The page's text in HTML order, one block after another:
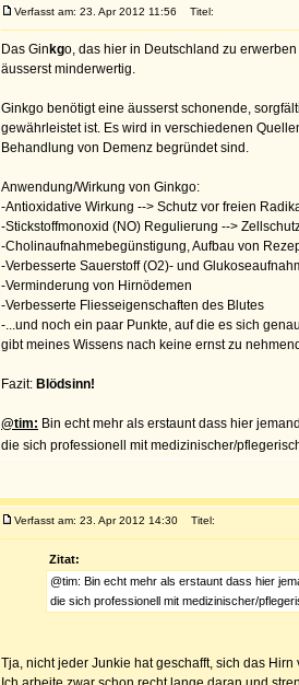
Verfasst am: 23. Apr 2012 11:56 Titel:
Das Gin kgo, das hier in Deutschland zu
äusserst minderwertig.
Ginkgo benötigt eine äusserst schonende,
gewährleistet ist. Es wird in verschiedenen
Behandlung von Demenz begründet sind.
Anwendung/Wirkung von Ginkgo:
-Antioxidative Wirkung --> Schutz vor freien
-Stickstoffmonoxid (NO) Regulierung -->
-Cholinaufnahmebegünstigung, Aufbau von
-Verbesserte Sauerstoff (O2)- und
-Verminderung von Hirnödemen
-Verbesserte Fliesseigenschaften des Blutes
-...und noch ein paar Punkte, auf die es sich
gibt meines Wissens nach keine ernst zu
Fazit: Blödsinn!
@tim: Bin echt mehr als erstaunt dass hier
die sich professionell mit medizinischer/
Verfasst am: 23. Apr 2012 14:30 Titel:
Zitat:
@tim: Bin echt mehr als erstaunt dass hier
die sich professionell mit medizinischer/
Tja, nicht jeder Junkie hat geschafft, sich das